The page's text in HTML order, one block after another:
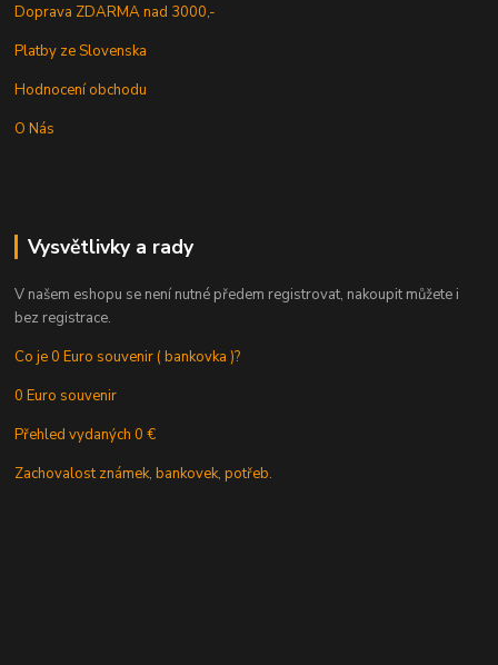
Doprava ZDARMA nad 3000,-
Platby ze Slovenska
Hodnocení obchodu
O Nás
Vysvětlivky a rady
V našem eshopu se není nutné předem registrovat, nakoupit můžete i
bez registrace.
Co je 0 Euro souvenir ( bankovka )?
0 Euro souvenir
Přehled vydaných 0 €
Zachovalost známek, bankovek, potřeb.